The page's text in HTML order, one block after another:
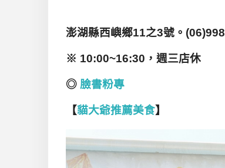
澎湖縣西嶼鄉11之3號。
※ 10:00~16:30 ，週三店休
◎ 臉書粉專
【貓大爺推薦美食】